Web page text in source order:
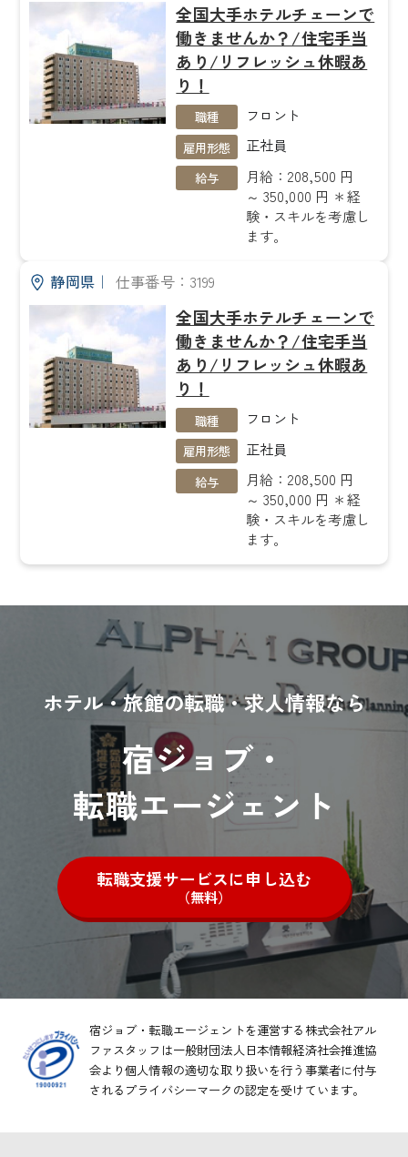
全国大手ホテルチェーンで
働きませんか？/住宅手当
あり/リフレッシュ休暇あ
り！
職種 フロント
雇用形態 正社員
給与
月給：208,500 円
～ 350,000 円 ＊経
験・スキルを考慮し
ます。
静岡県｜ 仕事番号：3199
全国大手ホテルチェーンで
働きませんか？/住宅手当
あり/リフレッシュ休暇あ
り！
職種 フロント
雇用形態 正社員
給与
月給：208,500 円
～ 350,000 円 ＊経
験・スキルを考慮し
ます。
ホテル・旅館の転職・求人情報なら
宿ジョブ・
転職エージェント
転職支援サービスに申し込む
（無料）
宿ジョブ・転職エージェントを運営する株式会社アル
ファスタッフは一般財団法人日本情報経済社会推進協
会より個人情報の適切な取り扱いを行う事業者に付与
されるプライバシーマークの認定を受けています。